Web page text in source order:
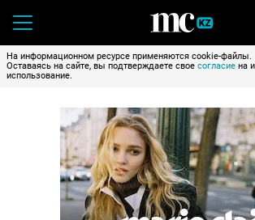
На информационном ресурсе применяются cookie-файлы.
Оставаясь на сайте, вы подтверждаете свое согласие на
использование.